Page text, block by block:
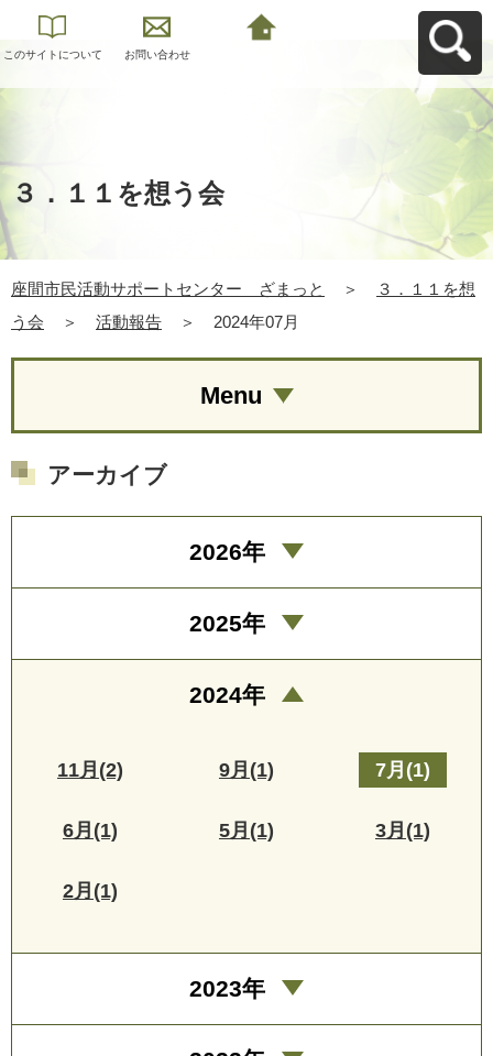
このサイトについて お問い合わせ
３．１１を想う会
座間市民活動サポートセンター ざまっと ＞
３．１１を想
う会
＞ 活動報告 ＞ 2024年07月
Menu
アーカイブ
2026年
2025年
2024年
11月(2) 9月(1) 7月(1)
6月(1) 5月(1) 3月(1)
2月(1)
2023年